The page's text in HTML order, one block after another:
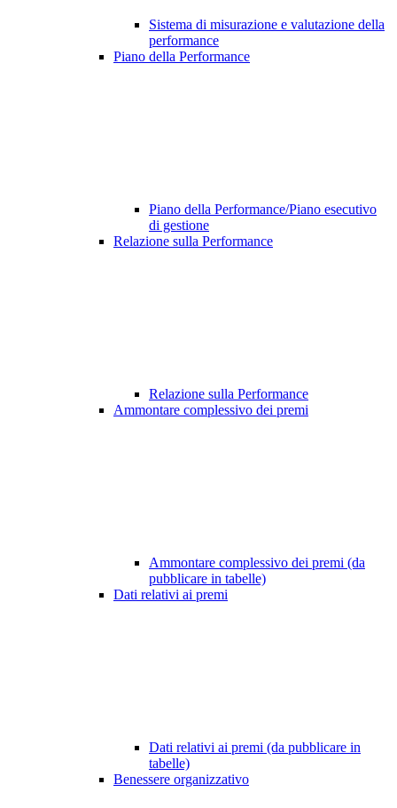
Sistema di misurazione e valutazione della
performance
Piano della Performance
Piano della Performance/Piano esecutivo
di gestione
Relazione sulla Performance
Relazione sulla Performance
Ammontare complessivo dei premi
Ammontare complessivo dei premi (da
pubblicare in tabelle)
Dati relativi ai premi
Dati relativi ai premi (da pubblicare in
tabelle)
Benessere organizzativo